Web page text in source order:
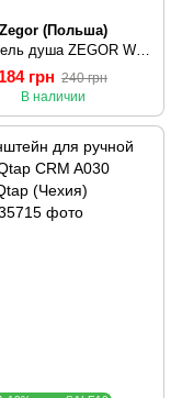
Zegor (Польша)
184 грн 240 грн
В наличии